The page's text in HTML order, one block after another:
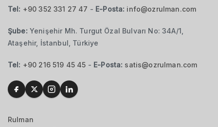
Tel: +90 352 331 27 47 - E-Posta: info@ozrulman.com
Şube: Yenişehir Mh. Turgut Özal Bulvarı No: 34A/1,
Ataşehir, İstanbul, Türkiye
Tel: +90 216 519 45 45 - E-Posta: satis@ozrulman.com
Rulman